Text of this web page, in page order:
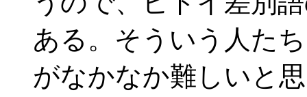
ある。そういう人た
がなかなか難しいと